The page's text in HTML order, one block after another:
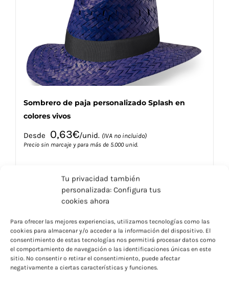
Tu privacidad también
personalizada: Configura tus
cookies ahora
Para ofrecer las mejores experiencias, utilizamos tecnologías como las
cookies para almacenar y/o acceder a la información del dispositivo. El
consentimiento de estas tecnologías nos permitirá procesar datos como
el comportamiento de navegación o las identificaciones únicas en este
sitio. No consentir o retirar el consentimiento, puede afectar
negativamente a ciertas características y funciones.
pueden
elegir
en
la
página
de
producto
Sombrero de paja personalizado Splash en
colores vivos
Desde 0,63€/unid. (IVA no incluido)
Precio sin marcaje y para más de 5.000 unid.
producto
tiene
múltiples
variantes.
Las